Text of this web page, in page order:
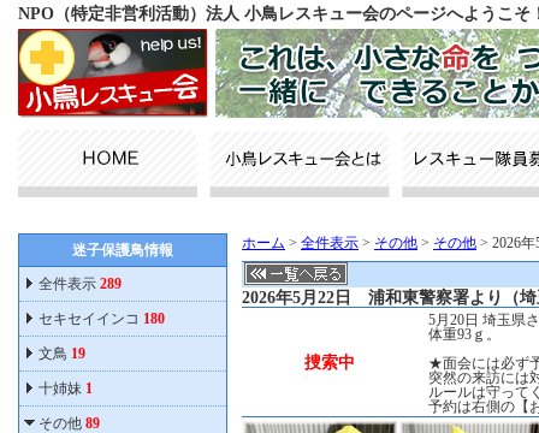
NPO（特定非営利活動）法人 小鳥レスキュー会のページへようこそ
迷子保護鳥情報
全件表示 289
セキセイインコ 180
文鳥 19
十姉妹 1
その他 89
ホーム > 全件表示 > その他 > その他 > 2026
2026年5月22日 浦和東警察署より（
捜索中
5月20日 埼玉県
体重93ｇ。
★面会には必ず
突然の来訪には
ルールは守って
予約は右側の【